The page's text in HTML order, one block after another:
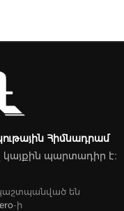
Հիմնադրամ
կայքին պարտադիր է։
պաշտպանված են
-ի